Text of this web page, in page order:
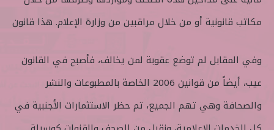
مكاتب قانونية أو من خلال مراقبين من وزارة الإعلام. هذا قانون
وفي المقابل لم توضع عقوبة لمن يخالف، فأصبح في القانون
عيب، أيضاً من قوانين 2006 الخاصة بالمطبوعات والنشر
والصحافة وهي تهم الجميع، تم حظر الاستثمارات الأجنبية في